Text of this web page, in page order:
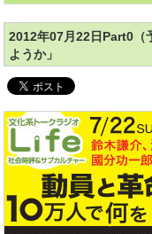
2012年07月22日Part0（
ようか」